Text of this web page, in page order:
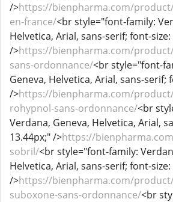
/>https://bienpharma.com/
en-france/<br style="font-family:
Helvetica, Arial, sans-serif; font-size:
/>https://bienpharma.com/
sans-ordonnance/<br style="font-
Geneva, Helvetica, Arial, sans-serif;
/>https://bienpharma.com/
rohypnol-sans-ordonnance/<br
Verdana, Geneva, Helvetica, Arial,
13.44px;" />https://
sobril/<br style="font-family:
Helvetica, Arial, sans-serif; font-size:
/>https://bienpharma.com/
suboxone-sans-ordonnance/<br